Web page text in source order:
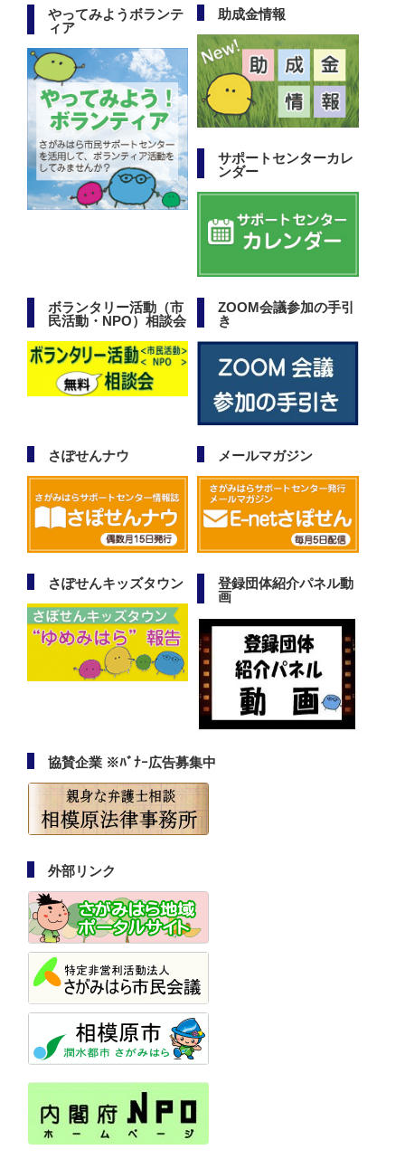
やってみようボランテ
ィア
助成金情報
サポートセンターカレ
ンダー
ボランタリー活動（市
民活動・NPO）相談会
ZOOM会議参加の手引
き
さぽせんナウ メールマガジン
さぽせんキッズタウン
登録団体紹介パネル動
画
協賛企業 ※ﾊﾞﾅｰ広告募集中
外部リンク